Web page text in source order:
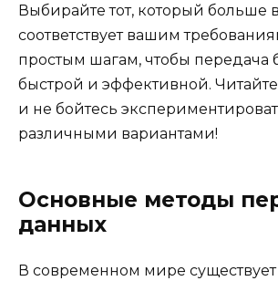
Выбирайте тот, который больше
соответствует вашим
простым шагам, чтобы передача
быстрой и эффективной.
и не бойтесь
различными вариантами!
Основные методы
данных
В современном мире